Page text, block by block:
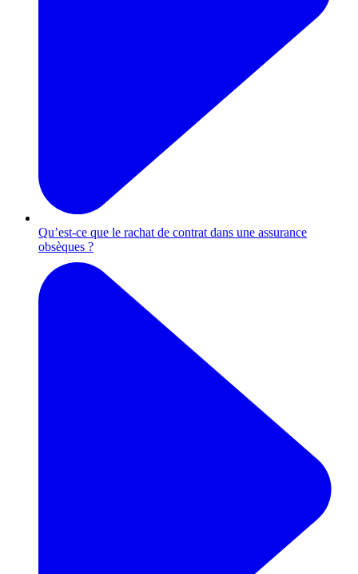
Qu’est-ce que le rachat de contrat dans une assurance
obsèques ?